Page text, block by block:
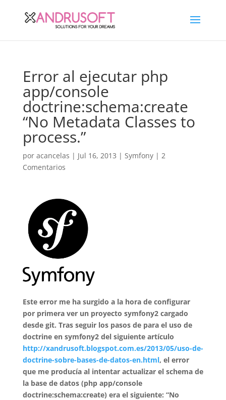
Error al ejecutar php
app/console
doctrine:schema:create
“No Metadata Classes to
process.”
por acancelas | Jul 16, 2013 | Symfony| 2
Comentarios
Este error me ha surgido a la hora de configurar
por primera ver un proyecto symfony2 cargado
desde git. Tras seguir los pasos de para el uso de
doctrine en symfony2 del siguiente artículo
http://xandrusoft.blogspot.com.es/2013/05/uso-de-
doctrine-sobre-bases-de-datos-en.html, el error
que me producía al intentar actualizar el schema de
la base de datos (php app/console
doctrine:schema:create) era el siguiente: “No